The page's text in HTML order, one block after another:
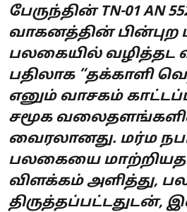
பேருந்தின் TN-01 AN
வாகனத்தின் பின்புற
பலகையில் வழித்தட
பதிலாக “தக்காளி
எனும் வாசகம்
சமூக
வைரலானது. மர்ம
பலகையை
விளக்கம் அளித்து,
திருத்தப்பட்டதுடன்,